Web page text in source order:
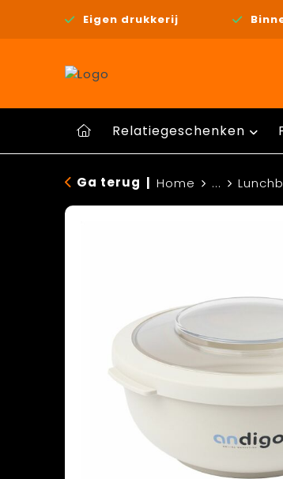
Eigen drukkerij
Relatiegeschenken
Ga terug Home ...